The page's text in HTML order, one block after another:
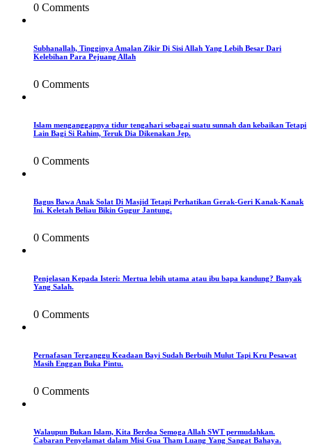
0 Comments
Subhanallah, Tingginya Amalan Zikir Di Sisi Allah Yang Lebih Besar Dari
Kelebihan Para Pejuang Allah
0 Comments
Islam menganggapnya tidur tengahari sebagai suatu sunnah dan kebaikan Tetapi
Lain Bagi Si Rahim, Teruk Dia Dikenakan Jep.
0 Comments
Bagus Bawa Anak Solat Di Masjid Tetapi Perhatikan Gerak-Geri Kanak-Kanak
Ini. Keletah Beliau Bikin Gugur Jantung.
0 Comments
Penjelasan Kepada Isteri: Mertua lebih utama atau ibu bapa kandung? Banyak
Yang Salah.
0 Comments
Pernafasan Terganggu Keadaan Bayi Sudah Berbuih Mulut Tapi Kru Pesawat
Masih Enggan Buka Pintu.
0 Comments
Walaupun Bukan Islam, Kita Berdoa Semoga Allah SWT permudahkan.
Cabaran Penyelamat dalam Misi Gua Tham Luang Yang Sangat Bahaya.